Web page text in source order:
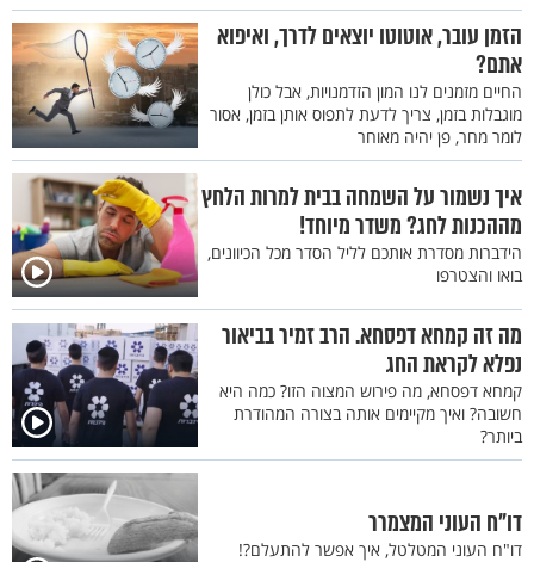
הזמן עובר, אוטוטו יוצאים לדרך, ואיפוא
אתם?
החיים מזמנים לנו המון הזדמנויות, אבל כולן
מוגבלות בזמן, צריך לדעת לתפוס אותן בזמן, אסור
לומר מחר, פן יהיה מאוחר
איך נשמור על השמחה בבית למרות הלחץ
מההכנות לחג? משדר מיוחד!
הידברות מסדרת אותכם לליל הסדר מכל הכיוונים,
בואו והצטרפו
מה זה קמחא דפסחא. הרב זמיר בביאור
נפלא לקראת החג
קמחא דפסחא, מה פירוש המצוה הזו? כמה היא
חשובה? ואיך מקיימים אותה בצורה המהודרת
ביותר?
דו"ח העוני המצמרר
דו"ח העוני המטלטל, איך אפשר להתעלם?!